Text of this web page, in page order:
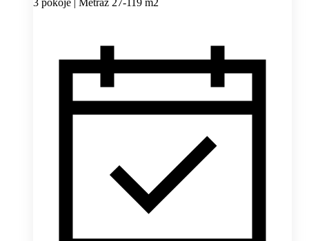
3 pokoje | Metraż 27-119 m2